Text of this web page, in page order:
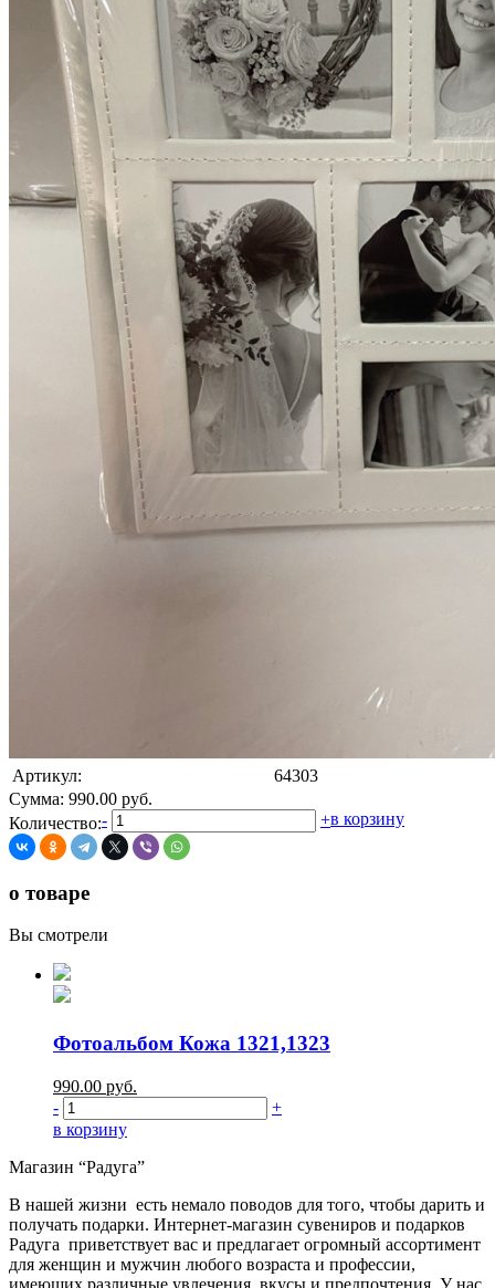
Артикул:
64303
Сумма: 990.00 руб.
Количество:- +в корзину
о товаре
Вы смотрели
Фотоальбом Кожа 1321,1323
990.00 руб.
-
+
в корзину
Магазин “Радуга”
В нашей жизни есть немало поводов для того, чтобы дарить и
получать подарки. Интернет-магазин сувениров и подарков
Радуга приветствует вас и предлагает огромный ассортимент
для женщин и мужчин любого возраста и профессии,
имеющих различные увлечения, вкусы и предпочтения. У нас